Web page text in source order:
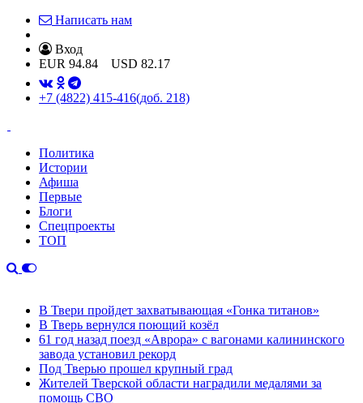
Написать нам
Вход
EUR 94.84 USD 82.17
+7 (4822) 415-416(доб. 218)
Политика
Истории
Афиша
Первые
Блоги
Спецпроекты
ТОП
В Твери пройдет захватывающая «Гонка титанов»
В Тверь вернулся поющий козёл
61 год назад поезд «Аврора» с вагонами калининского
завода установил рекорд
Под Тверью прошел крупный град
Жителей Тверской области наградили медалями за
помощь СВО